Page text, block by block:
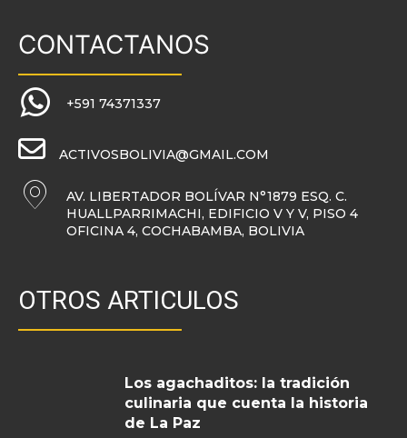
CONTACTANOS
+591 74371337
ACTIVOSBOLIVIA@GMAIL.COM
AV. LIBERTADOR BOLÍVAR N°1879 ESQ. C.
HUALLPARRIMACHI, EDIFICIO V Y V, PISO 4
OFICINA 4, COCHABAMBA, BOLIVIA
OTROS ARTICULOS
Los agachaditos: la tradición
culinaria que cuenta la historia
de La Paz